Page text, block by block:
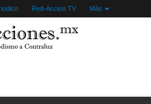
Red-Accion TV Más